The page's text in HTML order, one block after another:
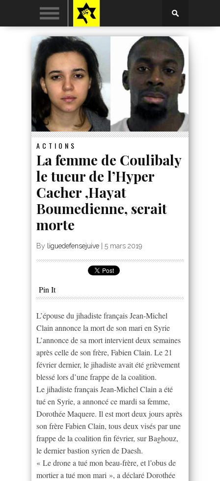
ACTIONS
La femme de Coulibaly
le tueur de l’Hyper
Cacher ,Hayat
Boumedienne, serait
morte
By liguedefensejuive 5 mars 2019
Pin It
L’épouse du jihadiste français Jean-Michel
Clain annonce la mort de son mari en Syrie
L’annonce de sa mort intervient deux semaines
après celle de son frère, Fabien Clain. Le 21
février dernier, le jihadiste avait été grièvement
blessé lors d’une frappe de la coalition.
Le jihadiste français Jean-Michel Clain a été
tué en Syrie, a annoncé ce mardi sa femme,
Dorothée Maquere. Il est mort deux jours après
son frère Fabien Clain, tous deux visés par une
frappe de la coalition fin février, sur Baghouz,
le dernier bastion syrien de Daesh.
« Le drone a tué mon beau-frère, et l’obus de
mortier a tué mon mari », a déclaré Dorothée